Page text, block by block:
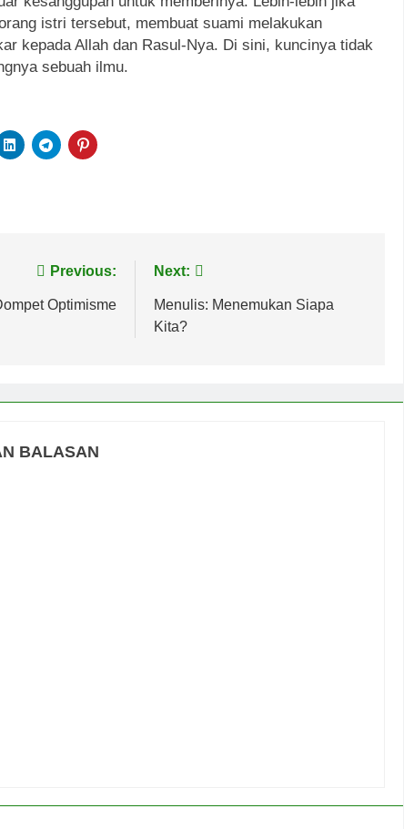
istri tersebut, membuat suami melakukan
kepada Allah dan Rasul-Nya. Di sini, kuncinya tidak
sebuah ilmu.
Previous:
Optimisme
Next:
Menulis: Menemukan Siapa
Kita?
BALASAN